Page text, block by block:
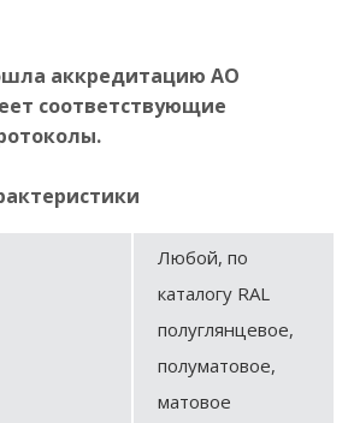
аккредитацию АО
соответствующие
Любой, по
каталогу RAL
полуглянцевое,
полуматовое,
матовое